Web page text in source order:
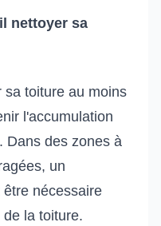
nettoyer sa
sa toiture au moins
l'accumulation
Dans des zones à
un
nécessaire
la toiture.